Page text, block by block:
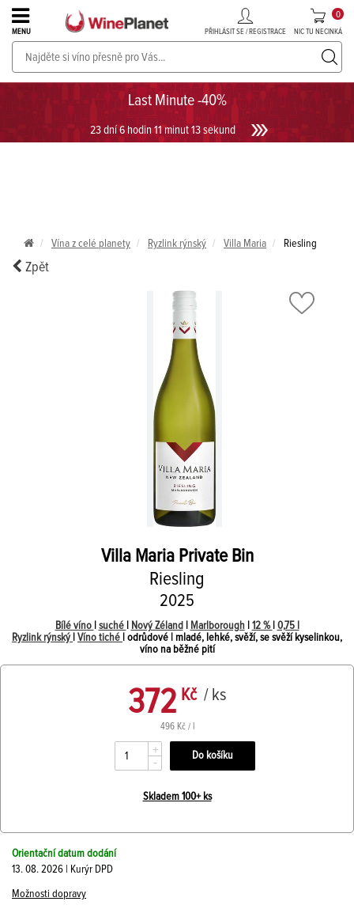
Last Minute -40%
23 dní 6 hodin 11 minut 13 sekund
MENU PŘIHLÁSIT SE / REGISTRACE NIC TU NECINKÁ
0
PROSECCO v akci až do -30%!UKÁZAT PROSECCO
Vína z celé planety Ryzlink rýnský Villa Maria Riesling
Zpět
Villa MariaPrivate Bin
Riesling
2025
Bílé víno suché Nový Zéland Marlborough| 12 % 0,75 l
Ryzlink rýnský Víno tiché
| odrůdové | mladé, lehké, svěží, se svěží kyselinkou,
víno na běžné pití
372 Kč / ks
496 Kč / l
+
-
Skladem 100+ ks
Orientační datum dodání
13. 08. 2026 | Kurýr DPD
Možnosti dopravy